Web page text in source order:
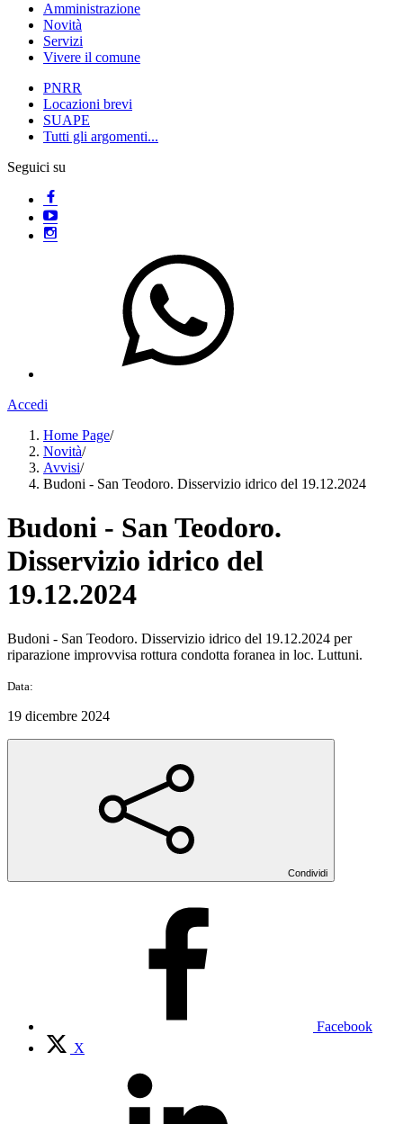
Amministrazione
Novità
Servizi
Vivere il comune
PNRR
Locazioni brevi
SUAPE
Tutti gli argomenti...
Seguici su
Accedi
Home Page/
Novità/
Avvisi/
Budoni - San Teodoro. Disservizio idrico del 19.12.2024
Budoni - San Teodoro.
Disservizio idrico del
19.12.2024
Budoni - San Teodoro. Disservizio idrico del 19.12.2024 per
riparazione improvvisa rottura condotta foranea in loc. Luttuni.
Data:
19 dicembre 2024
Condividi
Facebook
X